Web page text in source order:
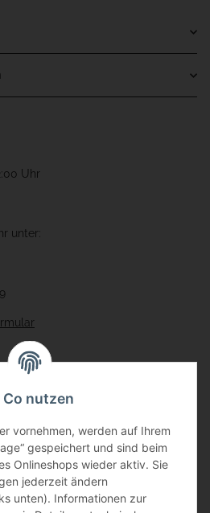
Uhr
unter:
nutzen
vornehmen, werden auf Ihrem
gespeichert und sind beim
Onlineshops wieder aktiv. Sie
jederzeit ändern
unten). Informationen zur